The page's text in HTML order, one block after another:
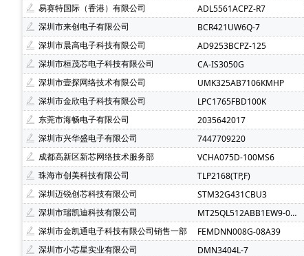
LOWPOWER(微源半导体)(14)
HED(华大电子)(13)
XILINX(赛灵思)(10)
Nuvoton(新唐)(9)
SAMSUNG(三星)(7)
BERYL(绿宝石)(7)
YXC(扬兴晶振)(5)
STE(松田)(5) Geehy(珠海极海
Wayon(上海维安)(3)
Maxlinear(迈凌)(3) Qorvo(
Chinamobile(中移物联网)(3)
BYD(比亚迪)(3)
fangtek(方泰)(2)
KINETIC(芯凯)(2) Littelfuse(力
TXC(晶技)(2)
e2v technologies(2) Astrodyne
Joulwatt(杰华特)(2)
SOUTHCHIP(南芯)(2)
Atmel(爱特梅尔)(1)
Avago(安华高)(1)
C&K Components(1)
Everest-semi(顺芯)(1)
INTEL(英特尔)(1)
IXYS(艾赛斯)(1) Lattice(莱迪
PULSE ELECTRONICS(1)
Rubycon(红宝石)(1)
易赛特国际（香港）有限公司
ADL5561ACPZ-R7
深圳市来创电子有限公司
BCR421UW6Q-7
深圳市晨高电子科技有限公司
AD9253BCPZ-125
深圳市桓茂芯电子科技有限公司
CA-IS3050G
深圳市壹探网络技术有限公司
UMK325AB7106KMHP
深圳市金欣电子科技有限公司
LPC1765FBD100K
东莞市海畅电子有限公司
2035642017
深圳市兴华盛电子有限公司
7447709220
成都高新区新芯网络技术服务部
VCHA075D-100MS6
珠海市创美科技有限公司
TLP2168(TP,F)
深圳迈锐创芯科技有限公司
STM32G431CBU3
深圳市瑞凯迪科技有限公司
MT25QL512ABB1EW9-0SIT
深圳市金凯通电子科技有限公司销售一部
FEMDNN008G-08A39
深圳市小芯星实业有限公司
DMN3404L-7